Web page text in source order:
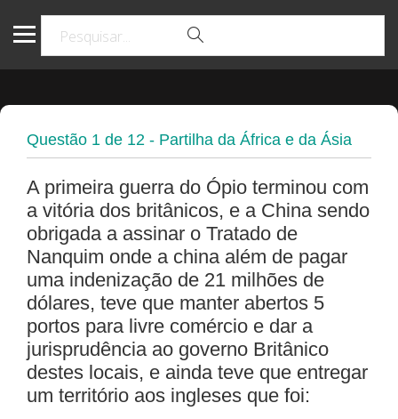
Questão 1 de 12 - Partilha da África e da Ásia
A primeira guerra do Ópio terminou com
a vitória dos britânicos, e a China sendo
obrigada a assinar o Tratado de
Nanquim onde a china além de pagar
uma indenização de 21 milhões de
dólares, teve que manter abertos 5
portos para livre comércio e dar a
jurisprudência ao governo Britânico
destes locais, e ainda teve que entregar
um território aos ingleses que foi: